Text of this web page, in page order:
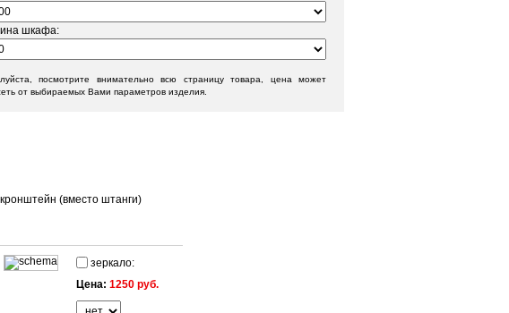
шкафа:
посмотрите внимательно всю страницу товара, цена может
от выбираемых Вами параметров изделия.
(вместо штанги)
зеркало:
Цена: 1250 руб.